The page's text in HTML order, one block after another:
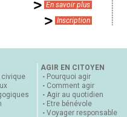
En savoir plus
Inscription
civique
AGIR EN CITOYEN
Pourquoi agir
Comment agir
Agir au quotidien
Etre bénévole
Voyager responsable